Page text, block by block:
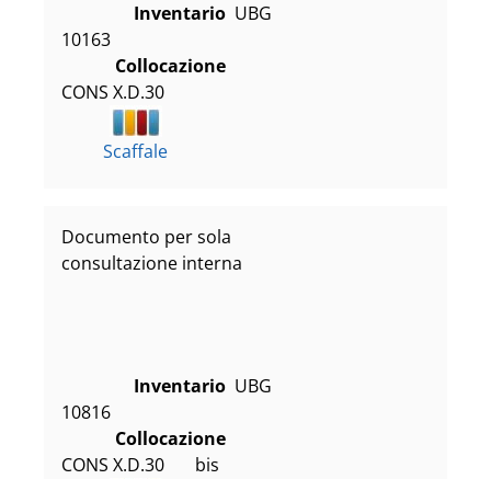
Inventario UBG
10163
Collocazione
CONS X.D.30
Scaffale
Documento per sola
consultazione interna
Inventario UBG
10816
Collocazione
CONS X.D.30       bis